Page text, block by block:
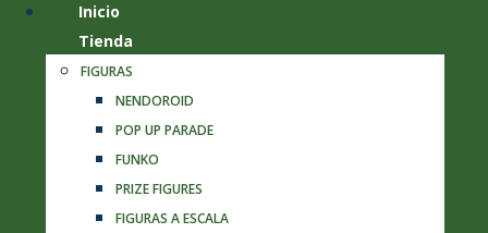
Inicio
Tienda
FIGURAS
NENDOROID
POP UP PARADE
FUNKO
PRIZE FIGURES
FIGURAS A ESCALA